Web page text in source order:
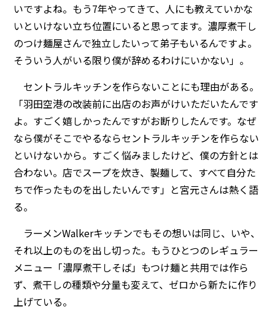
いですよね。もう7年やってきて、人にも教えていかな
いといけない立ち位置にいると思ってます。濃厚煮干し
のつけ麺屋さんで独立したいって弟子もいるんですよ。
そういう人がいる限り僕が辞めるわけにいかない」。
セントラルキッチンを作らないことにも理由がある。
「羽田空港の改装前に出店のお声がけいただいたんです
よ。すごく嬉しかったんですがお断りしたんです。なぜ
なら僕がそこでやるならセントラルキッチンを作らない
といけないから。すごく悩みましたけど、僕の方針とは
合わない。店でスープを炊き、製麺して、すべて自分た
ちで作ったものを出したいんです」と宮元さんは熱く語
る。
ラーメンWalkerキッチンでもその想いは同じ、いや、
それ以上のものを出し切った。もうひとつのレギュラー
メニュー「濃厚煮干しそば」もつけ麺と共用では作ら
ず、煮干しの種類や分量も変えて、ゼロから新たに作り
上げている。